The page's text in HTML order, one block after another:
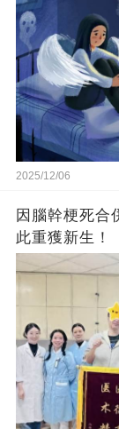
2025/12/06
因腦幹梗死合
此重獲新生！